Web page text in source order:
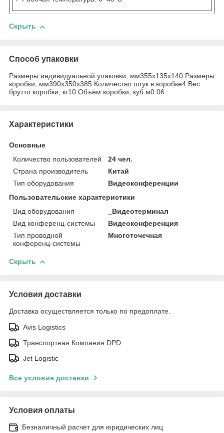
Скрыть
Способ упаковки
Размеры индивидуальной упаковки, мм355x135x140 Размеры
коробки, мм390x350x385 Количество штук в коробке4 Вес
брутто коробки, кг10 Объём коробки, куб.м0.06
Характеристики
Основные
Количество пользователей
24 чел.
Страна производитель
Китай
Тип оборудования
Видеоконференции
Пользовательские характеристики
Вид оборудования
_Видеотерминал
Вид конференц-системы
Видеоконференция
Тип проводной
конференц-системы
Многоточечная
Скрыть
Условия доставки
Доставка осуществляется только по предоплате.
Avis Logistics
Транспортная Компания DPD
Jet Logistic
Все условия доставки
Условия оплаты
Безналичный расчет для юридических лиц